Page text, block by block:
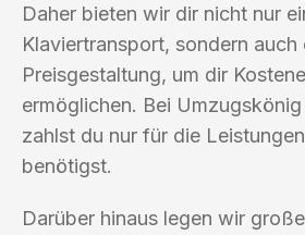
Daher bieten wir dir nicht nur
Klaviertransport, sondern auch
Preisgestaltung, um dir
ermöglichen. Bei
zahlst du nur für die
benötigst.
Darüber hinaus legen wir